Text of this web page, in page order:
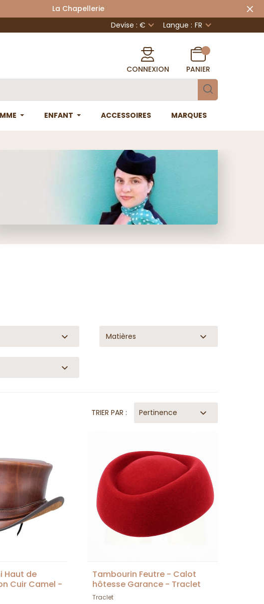
La Chapellerie
Devise : € Langue : FR
CONNEXION PANIER
ENFANT ACCESSOIRES MARQUES
Matières
TRIER PAR : Pertinence
Haut de
Cuir Camel -
Tambourin Feutre - Calot
hôtesse Garance - Traclet
Traclet